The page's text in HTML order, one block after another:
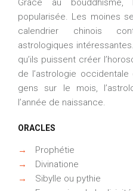
Grâce au bouddhisme,
popularisée. Les moines
calendrier chinois
astrologiques
qu’ils puissent créer
de l’astrologie
gens sur le mois,
l’année de naissance.
ORACLES
→
Prophétie
→
Divinatione
→
Sibylle ou pythie